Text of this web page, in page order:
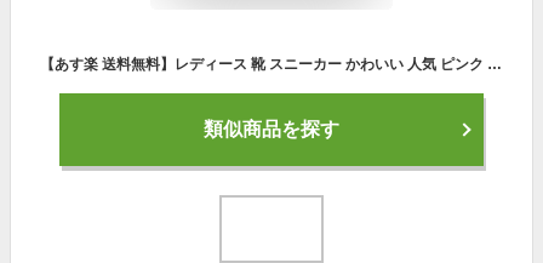
【あす楽 送料無料】レディース 靴 スニーカー かわいい 人気 ピンク 厚底 ウォーキングシューズ おしゃれ 黒 軽量 歩きやすい 幅広 ナースシューズ 白 きれいめ 疲れにくい スリッポン 夏 履きやすい 紐なし 蒸れない 通気性 ジョギングシューズ
類似商品を探す